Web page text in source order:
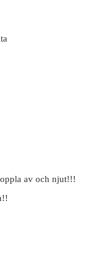
av och njut!!!